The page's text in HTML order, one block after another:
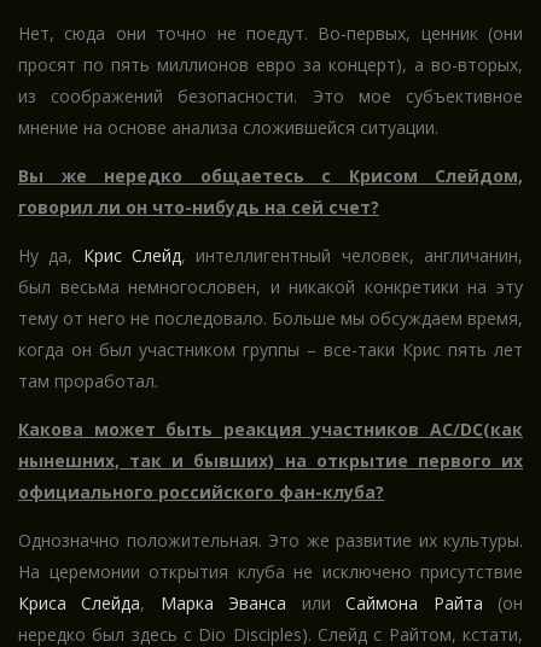
Нет, сюда они точно не поедут. Во-первых, ценник (они
просят по пять миллионов евро за концерт), а во-вторых,
из соображений безопасности. Это мое субъективное
мнение на основе анализа сложившейся ситуации.
Вы же нередко общаетесь с Крисом Слейдом,
говорил ли он что-нибудь на сей счет?
Ну да, Крис Слейд, интеллигентный человек, англичанин,
был весьма немногословен, и никакой конкретики на эту
тему от него не последовало. Больше мы обсуждаем время,
когда он был участником группы – все-таки Крис пять лет
там проработал.
Какова может быть реакция участников AC/DC(как
нынешних, так и бывших) на открытие первого их
официального российского фан-клуба?
Однозначно положительная. Это же развитие их культуры.
На церемонии открытия клуба не исключено присутствие
Криса Слейда, Марка Эванса илиСаймона Райта (он
нередко был здесь с Dio Disciples). Слейд с Райтом, кстати,